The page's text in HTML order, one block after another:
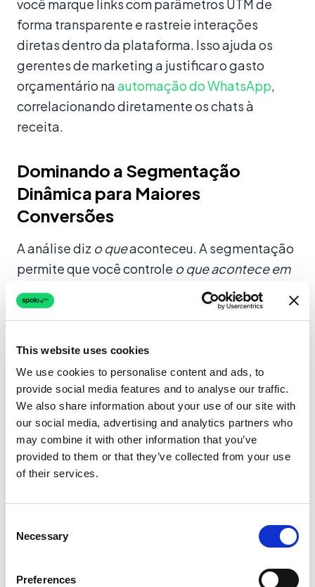
This website uses cookies
We use cookies to personalise content and ads, to
provide social media features and to analyse our traffic.
We also share information about your use of our site with
our social media, advertising and analytics partners who
may combine it with other information that you’ve
provided to them or that they’ve collected from your use
of their services.
Selection
Necessary
Preferences
você marque links com parâmetros UTM de
forma transparente e rastreie interações
diretas dentro da plataforma. Isso ajuda os
gerentes de marketing a justificar o gasto
orçamentário naautomação do WhatsApp,
correlacionando diretamente os chats à
receita.
Dominando a Segmentação
Dinâmica para Maiores
Conversões
A análise diz o queaconteceu. A segmentação
permite que você controle o que acontece em
seguida
. Listas estáticas estão obsoletas no E-
commerce moderno; você precisa de
base no comportamento do usuário.
Filtragem Baseada em Tags vs. Gatilhos
Comportamentais
A segmentação tradicional baseia-se em tags
estáticas (por exemplo, “Cliente VIP”). A Spoki
você pode criar segmentos como “Usuários
que clicaram no botão ‘Ver Nova Coleção’, mas
não compraram nas últimas 24 horas.”
Este nível de especificidade permite um